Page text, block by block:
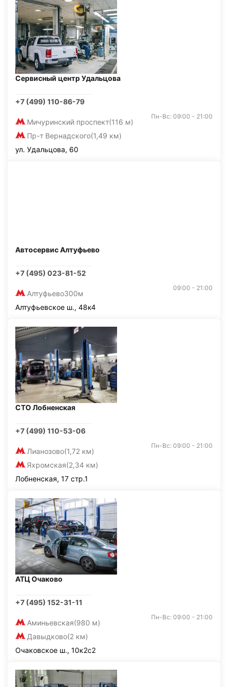
Сервисный центр Удальцова
+7 (499) 110-86-79
Мичуринский проспект(116 м)
Пр-т Вернадского(1,49 км)
Пн-Вс: 09:00 - 21:00
ул. Удальцова, 60
Автосервис Алтуфьево
+7 (495) 023-81-52
Алтуфьево300м
09:00 - 21:00
Алтуфьевское ш., 48к4
СТО Лобненская
+7 (499) 110-53-06
Лианозово(1,72 км)
Яхромская(2,34 км)
Пн-Вс: 09:00 - 21:00
Лобненская, 17 стр.1
АТЦ Очаково
+7 (495) 152-31-11
Аминьевская(980 м)
Давыдково(2 км)
Пн-Вс: 09:00 - 21:00
Очаковское ш., 10к2с2